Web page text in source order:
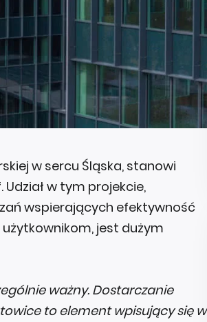
w sercu Śląska, stanowi
w tym projekcie,
wspierających efektywność
jest dużym
ważny. Dostarczanie
to element wpisujący się w